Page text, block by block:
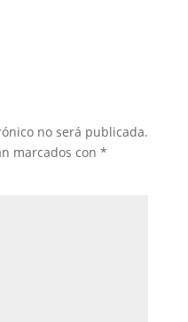
no será publicada.
marcados con *